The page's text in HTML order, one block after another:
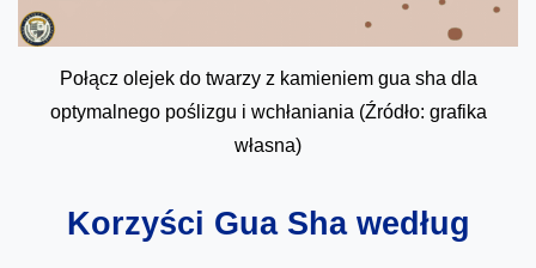
Połącz olejek do twarzy z kamieniem gua sha dla
optymalnego poślizgu i wchłaniania (Źródło: grafika
własna)
Korzyści Gua Sha według